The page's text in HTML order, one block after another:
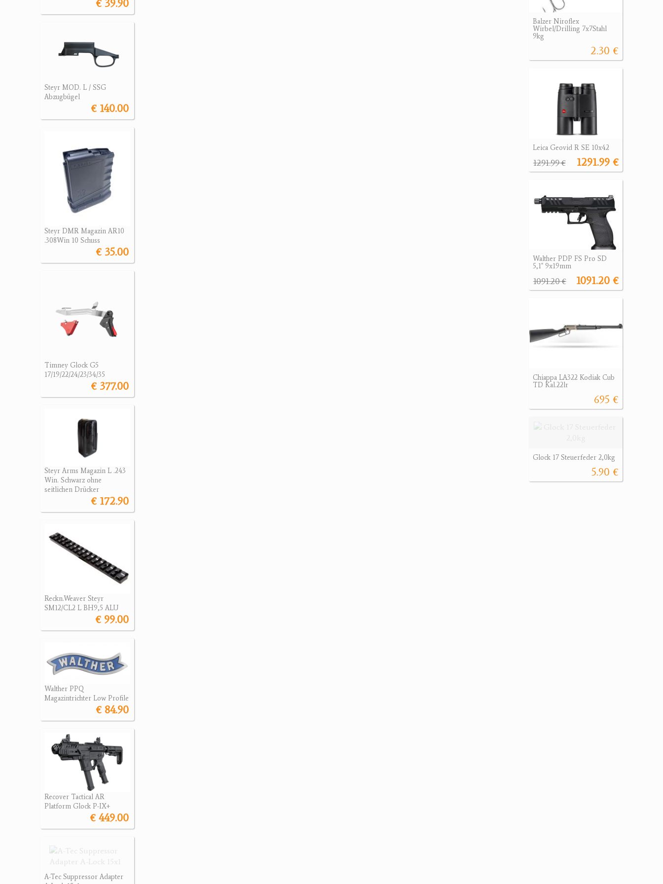
€ 39.90
Steyr MOD. L / SSG
Abzugbügel
€ 140.00
Steyr DMR Magazin AR10
.308Win 10 Schuss
€ 35.00
Timney Glock G5
17/19/22/24/23/34/35
€ 377.00
Steyr Arms Magazin L .243
Win. Schwarz ohne
seitlichen Drücker
€ 172.90
Reckn.Weaver Steyr
SM12/CL2 L BH9,5 ALU
€ 99.00
Walther PPQ
Magazintrichter Low Profile
€ 84.90
Recover Tactical AR
Platform Glock P-IX+
€ 449.00
A-Tec Suppressor Adapter
Balzer Niroflex
Wirbel/Drilling 7x7Stahl
9kg
2.30 €
Leica Geovid R SE 10x42
1291.99 €
1291.99 €
Walther PDP FS Pro SD
5,1" 9x19mm
1091.20 €
1091.20 €
Chiappa LA322 Kodiak Cub
TD Kal.22lr
695 €
Glock 17 Steuerfeder 2,0kg
5.90 €